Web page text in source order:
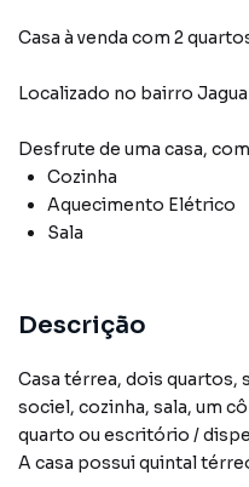
Casa à venda com 2
Localizado no bairro
Desfrute de uma casa,
Cozinha
Aquecimento Elétrico
Sala
Descrição
Casa térrea, dois quartos,
sociel, cozinha, sala, um
quarto ou escritório /
A casa possui quintal